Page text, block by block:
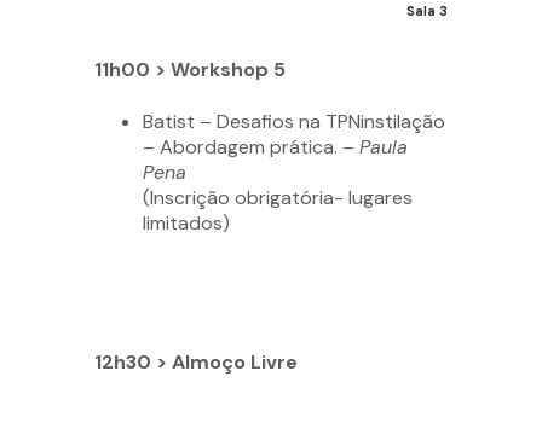
Sala 3
11h00 > Workshop 5
Batist – Desafios na TPNinstilação
– Abordagem prática. – Paula
Pena
(Inscrição obrigatória- lugares
limitados)
12h30 > Almoço Livre